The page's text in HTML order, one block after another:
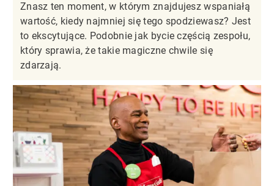
Znasz ten moment, w którym znajdujesz wspaniałą
wartość, kiedy najmniej się tego spodziewasz? Jest
to ekscytujące. Podobnie jak bycie częścią zespołu,
który sprawia, że takie magiczne chwile się
zdarzają.